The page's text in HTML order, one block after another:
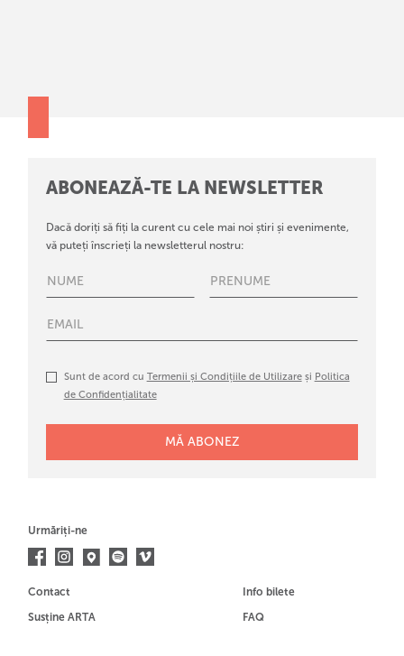
ABONEAZĂ-TE LA NEWSLETTER
Dacă doriți să fiți la curent cu cele mai noi știri și evenimente,
vă puteți înscrieți la newsletterul nostru:
Sunt de acord cu Termenii și Condițiile de Utilizareși Politica
de Confidențialitate
Urmăriți-ne
Contact
Susține ARTA
Info bilete
FAQ